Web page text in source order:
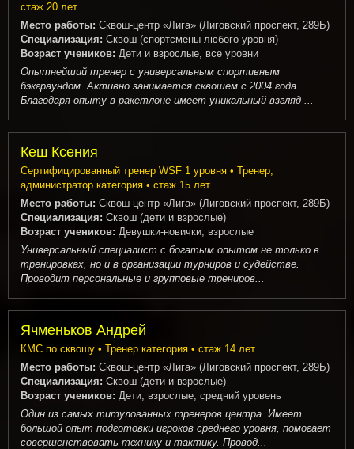
стаж 20 лет
Место работы: Сквош-центр «Лига» (Лиговский проспект, 289Б)
Специализация: Сквош (спортсмены любого уровня)
Возраст учеников: Дети и взрослые, все уровни
Опытнейший тренер с универсальным спортивным
бэкграундом. Активно занимается сквошем с 2004 года.
Благодаря опыту в ракетлоне имеет уникальный взгляд ...
Кеш Ксения
Сертифицированный тренер WSF 1 уровня • Тренер,
администратор категория • стаж 15 лет
Место работы: Сквош-центр «Лига» (Лиговский проспект, 289Б)
Специализация: Сквош (дети и взрослые)
Возраст учеников: Девушки-новички, взрослые
Универсальный специалист с богатым опытом не только в
тренировках, но и в организации турниров и судействе.
Проводит персональные и групповые трениров...
Ячменьков Андрей
КМС по сквошу • Тренер категория • стаж 14 лет
Место работы: Сквош-центр «Лига» (Лиговский проспект, 289Б)
Специализация: Сквош (дети и взрослые)
Возраст учеников: Дети, взрослые, средний уровень
Один из самых титулованных тренеров центра. Имеет
большой опыт подготовки игроков среднего уровня, помогает
совершенствовать технику и тактику. Провод...